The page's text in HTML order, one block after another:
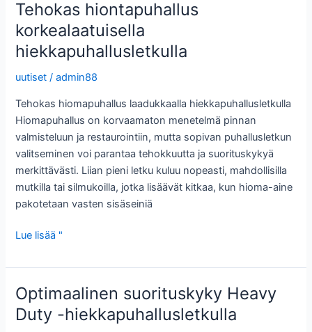
viimeistelyn
saamiseen
Tehokas hiontapuhallus
korkealaatuisella
hiekkapuhallusletkulla
uutiset /admin88
Tehokas hiomapuhallus laadukkaalla hiekkapuhallusletkulla
Hiomapuhallus on korvaamaton menetelmä pinnan
valmisteluun ja restaurointiin, mutta sopivan puhallusletkun
valitseminen voi parantaa tehokkuutta ja suorituskykyä
merkittävästi. Liian pieni letku kuluu nopeasti, mahdollisilla
mutkilla tai silmukoilla, jotka lisäävät kitkaa, kun hioma-aine
pakotetaan vasten sisäseiniä
Tehokas
korkealaatuisella
hiekkapuhallusletkulla
Lue lisää "
Optimaalinen suorituskyky Heavy
Duty -hiekkapuhallusletkulla